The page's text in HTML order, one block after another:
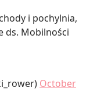
i pochylnia,
ds. Mobilności
October